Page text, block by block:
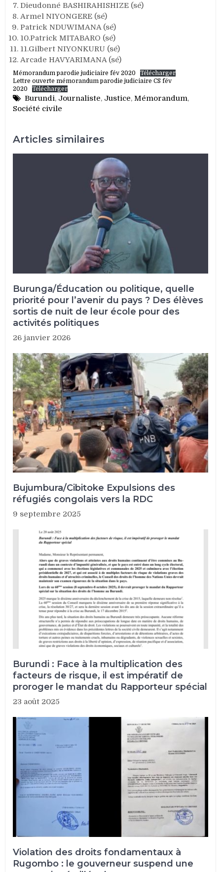
Dieudonné BASHIRAHISHIZE (sé)
Armel NIYONGERE (sé)
Patrick NDUWIMANA (sé)
10.Patrick MITABARO (sé)
11.Gilbert NIYONKURU (sé)
Arcade HAVYARIMANA (sé)
Mémorandum parodie judiciaire fév 2020
Télécharger
Lettre ouverte mémorandum parodie judiciaire CS fév
2020
Télécharger
Burundi, Journaliste, Justice,Mémorandum,
Société civile
Articles similaires
Burunga/Éducation ou politique, quelle
priorité pour l’avenir du pays ? Des élèves
sortis de nuit de leur école pour des
activités politiques
26 janvier 2026
Bujumbura/Cibitoke Expulsions des
réfugiés congolais vers la RDC
9 septembre 2025
Burundi : Face à la multiplication des
facteurs de risque, il est impératif de
proroger le mandat du Rapporteur spécial
23 août 2025
Violation des droits fondamentaux à
Rugombo : le gouverneur suspend une